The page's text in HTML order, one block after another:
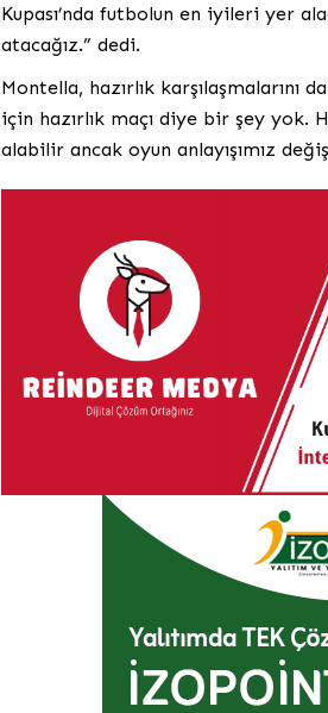
Kupası’nda futbolun en iyileri yer
atacağız.” dedi.
Montella, hazırlık
için hazırlık maçı diye bir şey yok.
alabilir ancak oyun anlayışımız